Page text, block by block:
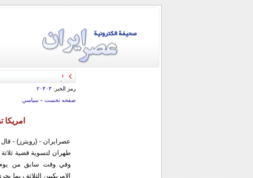
قائد الحرس الثوري: إيران
رمز الخبر: ۲۰۴۰۳
صفحه نخست» سياسي
عصرایران - (رويترز) - قال
طهران لتسوية قضية
وفي وقت سابق من يوم
الامريكيين الثلاثة ربما